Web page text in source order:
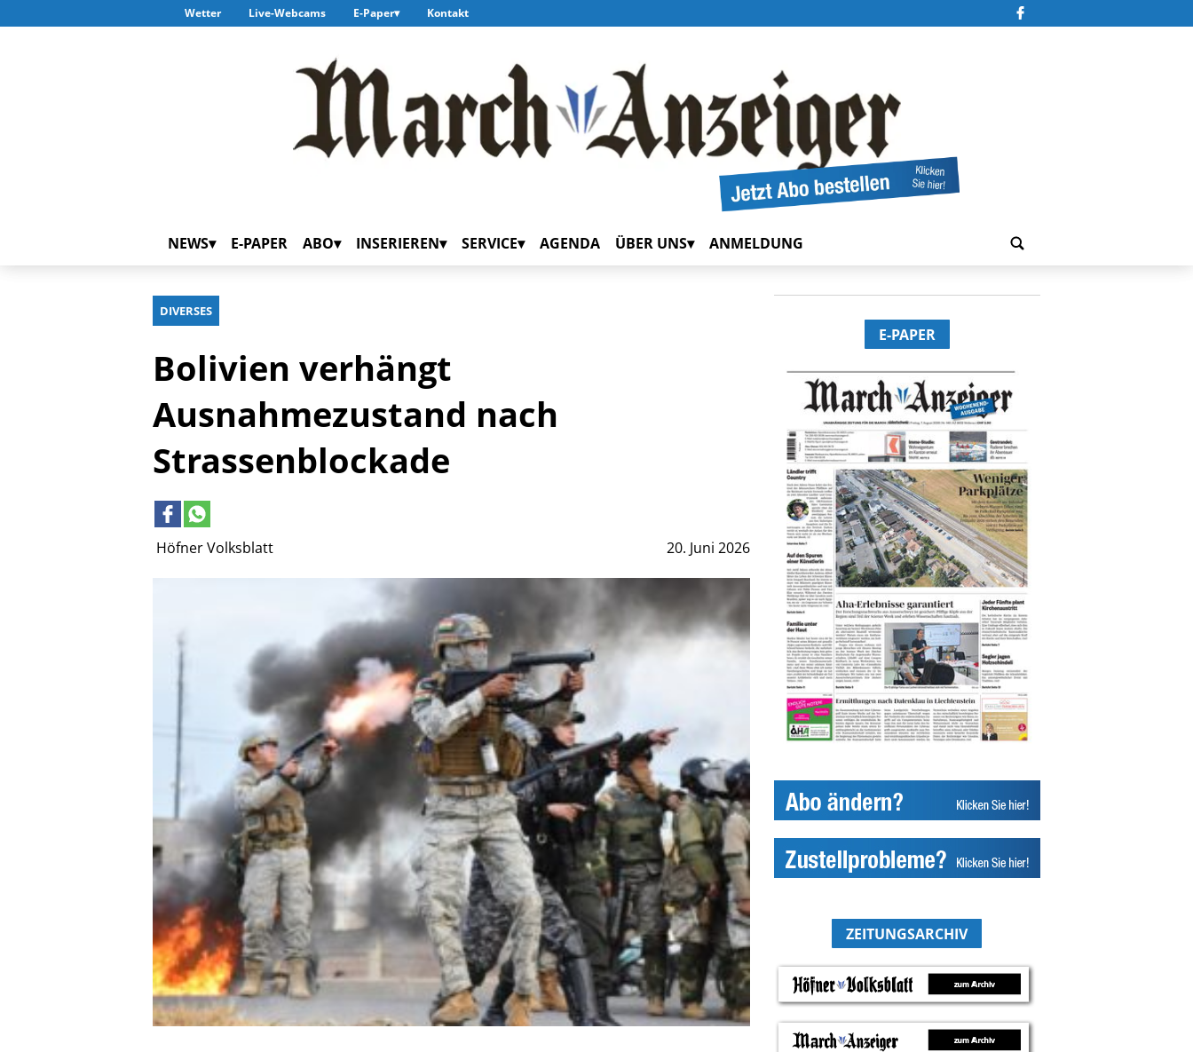
Wetter Live-Webcams E-Paper Kontakt
NEWS E-PAPER ABO INSERIEREN SERVICE AGENDA ÜBER UNS ANMELDUNG
DIVERSES
Höfner Volksblatt 20. Juni 2026
Bolivien verhängt
Ausnahmezustand nach
Strassenblockade
E-PAPER
ZEITUNGSARCHIV